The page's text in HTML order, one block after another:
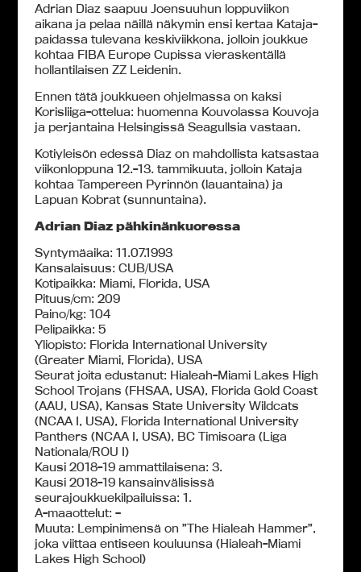
Adrian Diaz saapuu Joensuuhun loppuviikon
aikana ja pelaa näillä näkymin ensi kertaa Kataja-
paidassa tulevana keskiviikkona, jolloin joukkue
kohtaa FIBA Europe Cupissa vieraskentällä
hollantilaisen ZZ Leidenin.
Ennen tätä joukkueen ohjelmassa on kaksi
Korisliiga-ottelua: huomenna Kouvolassa Kouvoja
ja perjantaina Helsingissä Seagullsia vastaan.
Kotiyleisön edessä Diaz on mahdollista katsastaa
viikonloppuna 12.-13. tammikuuta, jolloin Kataja
kohtaa Tampereen Pyrinnön (lauantaina) ja
Lapuan Kobrat (sunnuntaina).
Adrian Diaz pähkinänkuoressa
Syntymäaika: 11.07.1993
Kansalaisuus: CUB/USA
Kotipaikka: Miami, Florida, USA
Pituus/cm: 209
Paino/kg: 104
Pelipaikka: 5
Yliopisto: Florida International University
(Greater Miami, Florida), USA
Seurat joita edustanut: Hialeah-Miami Lakes High
School Trojans (FHSAA, USA), Florida Gold Coast
(AAU, USA), Kansas State University Wildcats
(NCAA I, USA), Florida International University
Panthers (NCAA I, USA), BC Timisoara (Liga
Nationala/ROU I)
Kausi 2018-19 ammattilaisena: 3.
Kausi 2018-19 kansainvälisissä
seurajoukkuekilpailuissa: 1.
A-maaottelut: –
Muuta: Lempinimensä on ”The Hialeah Hammer”,
joka viittaa entiseen kouluunsa (Hialeah-Miami
Lakes High School)